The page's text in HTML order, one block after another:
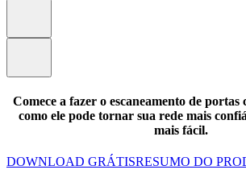
Comece a fazer o escaneamento de portas
como ele pode tornar sua rede mais
mais fácil.
DOWNLOAD GRÁTISRESUMO DO